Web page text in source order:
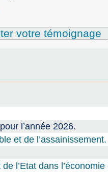
votre témoignage
l’année 2026.
et de l’assainissement.
l’Etat dans l’économie